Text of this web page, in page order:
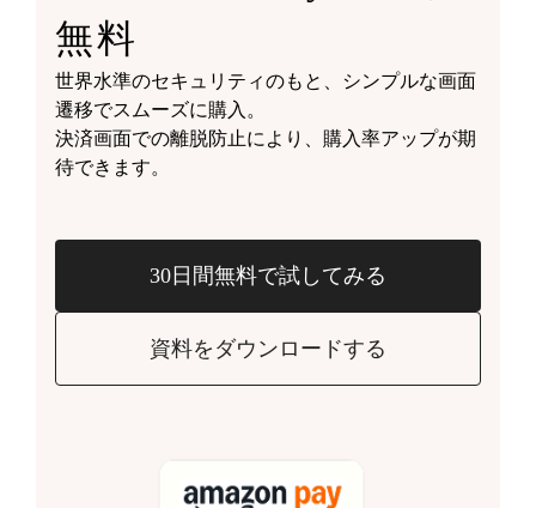
無料
世界水準のセキュリティのもと、シンプルな画面
遷移でスムーズに購入。
決済画面での離脱防止により、購入率アップが期
待できます。
30日間無料で試してみる
資料をダウンロードする